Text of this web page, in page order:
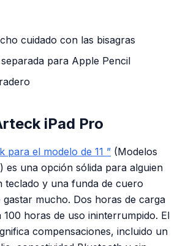
cuidado con las bisagras
para Apple Pencil
iPad Pro
para el modelo de 11 ” (Modelos
es una opción sólida para alguien
teclado y una funda de cuero
gastar mucho. Dos horas de carga
horas de uso ininterrumpido. El
compensaciones, incluido un